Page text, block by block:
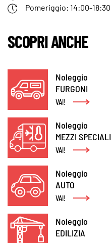
Pomeriggio: 14:00-18:30
SCOPRI ANCHE
Noleggio
FURGONI
VAI!
Noleggio
MEZZI SPECIALI
VAI!
Noleggio
AUTO
VAI!
Noleggio
EDILIZIA